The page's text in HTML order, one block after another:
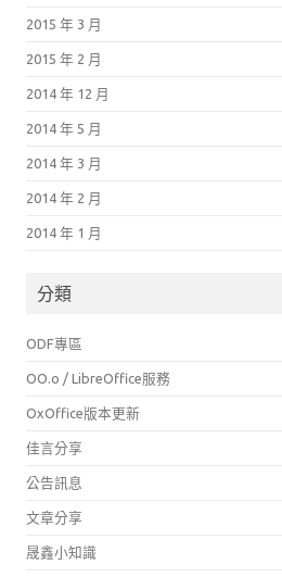
2015 年 3 月
2015 年 2 月
2014 年 12 月
2014 年 5 月
2014 年 3 月
2014 年 2 月
2014 年 1 月
分類
ODF專區
OO.o / LibreOffice服務
OxOffice版本更新
佳言分享
公告訊息
文章分享
晟鑫小知識